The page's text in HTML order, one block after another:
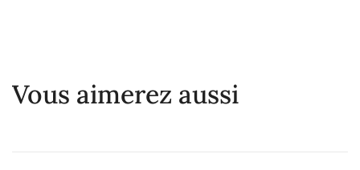
Vous aimerez aussi